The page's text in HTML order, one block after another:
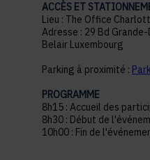
ACCÈS ET
Lieu : The Office
Adresse : 29 Bd
Belair Luxembourg
Parking à proximité :
PROGRAMME
8h15 : Accueil des
8h30 : Début de
10h00 : Fin de